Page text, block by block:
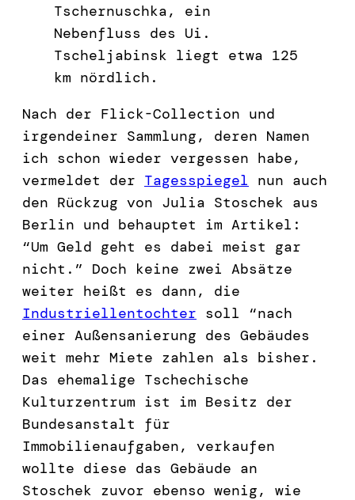
Tschernuschka, ein
Nebenfluss des Ui.
Tscheljabinsk liegt etwa 125
km nördlich.
Nach der Flick-Collection und
irgendeiner Sammlung, deren Namen
ich schon wieder vergessen habe,
vermeldet der Tagesspiegel nun auch
den Rückzug von Julia Stoschek aus
Berlin und behauptet im Artikel:
“Um Geld geht es dabei meist gar
nicht.” Doch keine zwei Absätze
weiter heißt es dann, die
Industriellentochter soll “nach
einer Außensanierung des Gebäudes
weit mehr Miete zahlen als bisher.
Das ehemalige Tschechische
Kulturzentrum ist im Besitz der
Bundesanstalt für
Immobilienaufgaben, verkaufen
wollte diese das Gebäude an
Stoschek zuvor ebenso wenig, wie